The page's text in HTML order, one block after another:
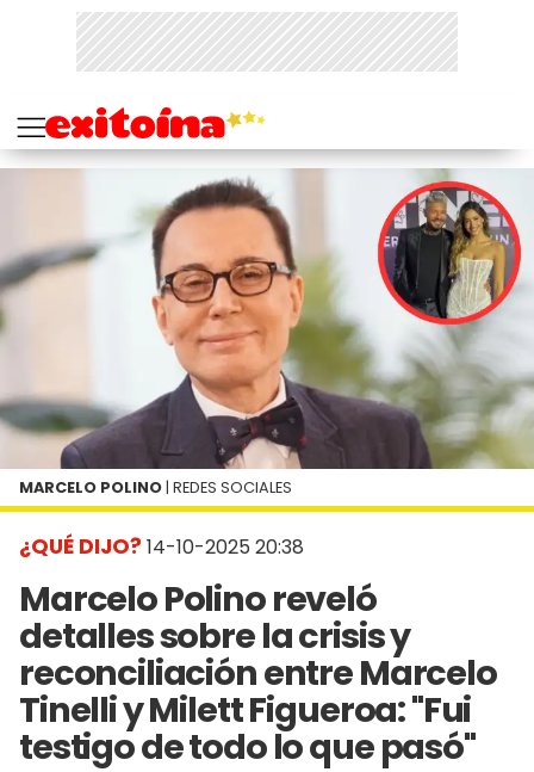
¿QUÉ DIJO? 14-10-2025 20:38
Marcelo Polino reveló
detalles sobre la crisis y
reconciliación entre Marcelo
Tinelli y Milett Figueroa: "Fui
testigo de todo lo que pasó"
MARCELO POLINO | REDES SOCIALES